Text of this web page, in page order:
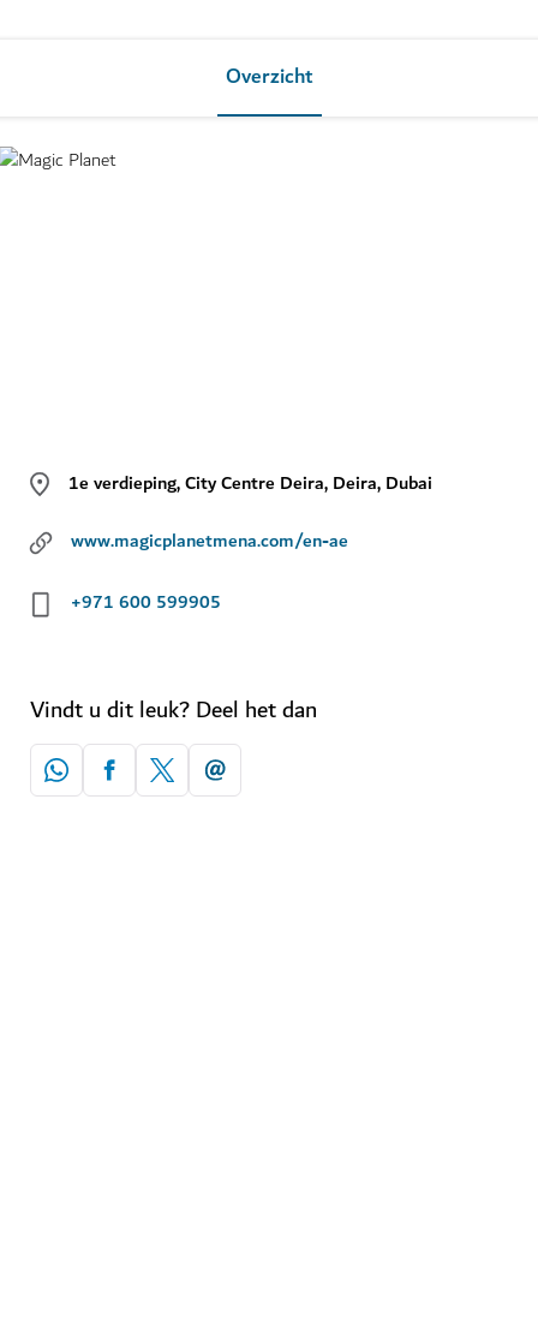
Overzicht
1e verdieping, City Centre Deira, Deira, Dubai
www.magicplanetmena.com/en-ae
+971 600 599905
Vindt u dit leuk? Deel het dan